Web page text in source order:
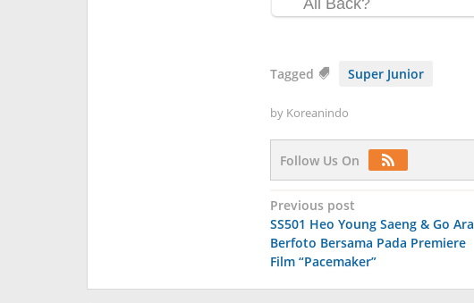
Tagged Super Junior
by Koreanindo
Follow Us On
Post
navigation
Previous post
SS501 Heo Young Saeng & Go Ara
Berfoto Bersama Pada Premiere
Film “Pacemaker”